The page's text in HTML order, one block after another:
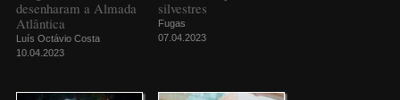
desenharam a Almada
Atlântica
Luís Octávio Costa
10.04.2023
silvestres
Fugas
07.04.2023